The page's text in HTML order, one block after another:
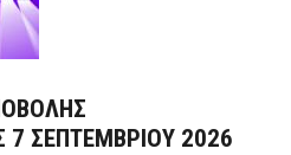
ΣΕΠΤΕΜΒΡΙΟΥ 2026